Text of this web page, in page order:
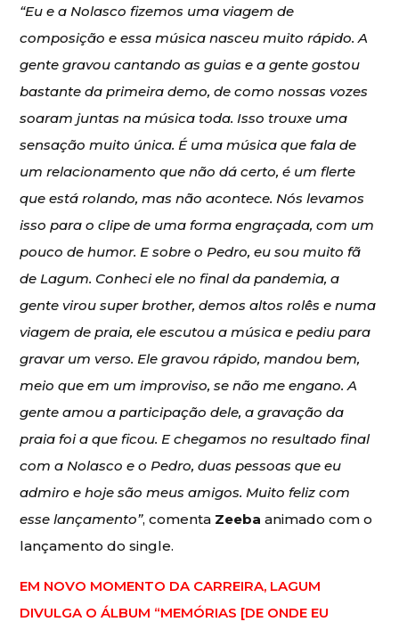
“Eu e a Nolasco fizemos uma viagem de
composição e essa música nasceu muito rápido. A
gente gravou cantando as guias e a gente gostou
bastante da primeira demo, de como nossas vozes
soaram juntas na música toda. Isso trouxe uma
sensação muito única. É uma música que fala de
um relacionamento que não dá certo, é um flerte
que está rolando, mas não acontece. Nós levamos
isso para o clipe de uma forma engraçada, com um
pouco de humor. E sobre o Pedro, eu sou muito fã
de Lagum. Conheci ele no final da pandemia, a
gente virou super brother, demos altos rolês e numa
viagem de praia, ele escutou a música e pediu para
gravar um verso. Ele gravou rápido, mandou bem,
meio que em um improviso, se não me engano. A
gente amou a participação dele, a gravação da
praia foi a que ficou. E chegamos no resultado final
com a Nolasco e o Pedro, duas pessoas que eu
admiro e hoje são meus amigos. Muito feliz com
esse lançamento”, comenta Zeeba animado com o
lançamento do single.
EM NOVO MOMENTO DA CARREIRA, LAGUM
DIVULGA O ÁLBUM “MEMÓRIAS [DE ONDE EU